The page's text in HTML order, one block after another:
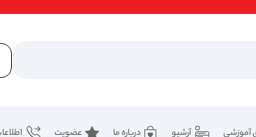
آموزشی آرشیو درباره ما عضویت